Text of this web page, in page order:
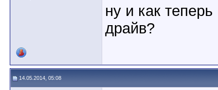
ну и как теперь
драйв?
14.05.2014, 05:08